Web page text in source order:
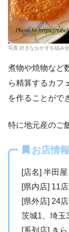
写真 好きなおかずを組み
煮物や焼物など
ら精算するカフ
を作ることがで
特に地元産のご
お店情
[店名] 半田屋
[県内店] 11店
[県外店] 24
茨城1、埼玉
[系列店] きら